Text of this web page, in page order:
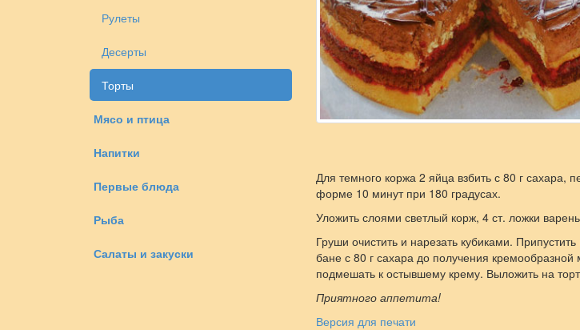
Рулеты
Десерты
Торты
Мясо и птица
Напитки
Первые блюда
Рыба
Салаты и закуски
Для темного коржа 2 яйца взбить с 80 г
форме 10 минут при 180 градусах.
Уложить слоями светлый корж, 4 ст. ложки
Груши очистить и нарезать кубиками.
бане с 80 г сахара до получения
подмешать к остывшему крему. Выложить на
Приятного аппетита!
Версия для печати